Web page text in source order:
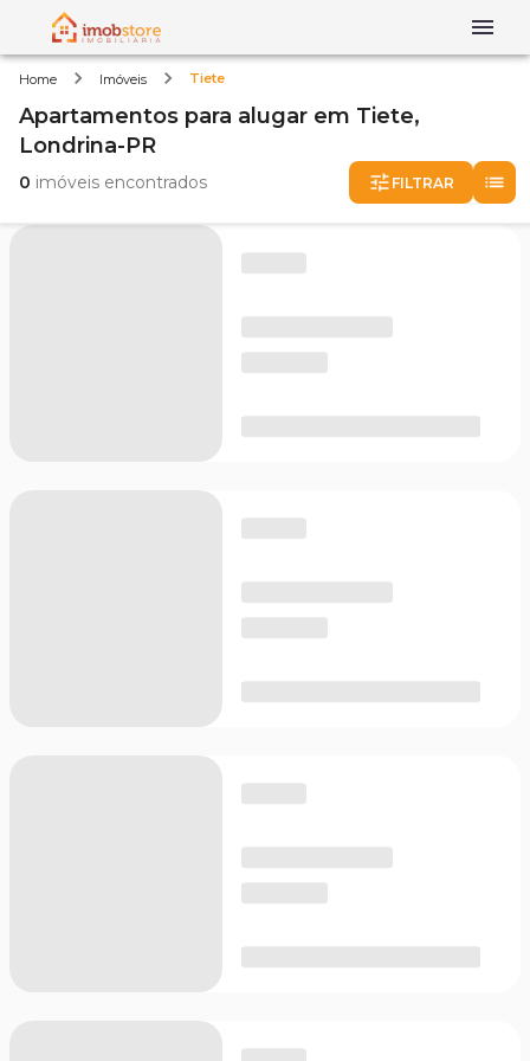
Home Imóveis Tiete
Apartamentos para alugar em Tiete,
Londrina-PR
0 imóveis encontrados FILTRAR